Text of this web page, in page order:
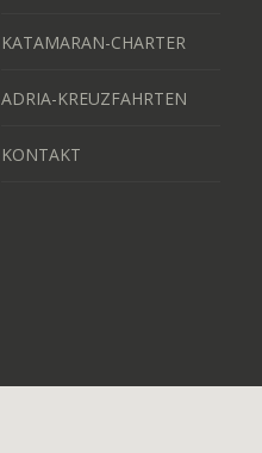
KATAMARAN-CHARTER
ADRIA-KREUZFAHRTEN
KONTAKT